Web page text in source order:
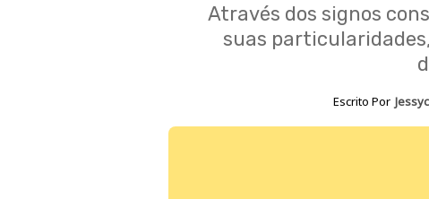
Através dos signos
suas
Escrito Por